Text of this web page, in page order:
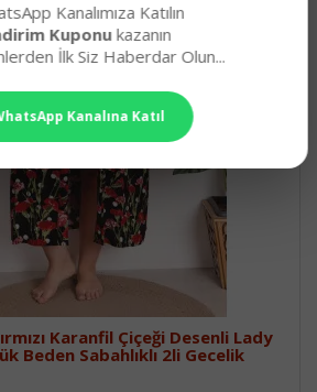
Karanfil Çiçeği Desenli Lady
Beden Sabahlıklı 2li Gecelik
Kanalımıza Katılın
Kuponukazanın
İlk Siz Haberdar Olun...
Kanalına Katıl